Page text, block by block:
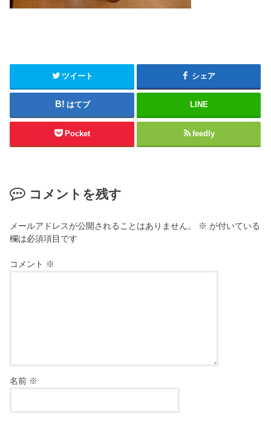
ツイート シェア
はてブ LINE
Pocket feedly
コメントを残す
メールアドレスが公開されることはありません。 ※ が付いている
欄は必須項目です
コメント ※
名前 ※